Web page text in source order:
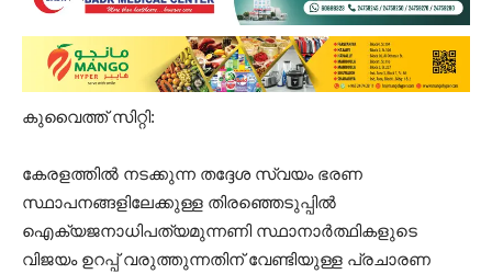
കുവൈത്ത് സിറ്റി:
കേരളത്തിൽ നടക്കുന്ന തദ്ദേശ സ്വയം ഭരണ
സ്ഥാപനങ്ങളിലേക്കുള്ള തിരഞ്ഞെടുപ്പിൽ
ഐക്യജനാധിപത്യമുന്നണി സ്ഥാനാർത്ഥികളുടെ
വിജയം ഉറപ്പ് വരുത്തുന്നതിന് വേണ്ടിയുള്ള പ്രചാരണ